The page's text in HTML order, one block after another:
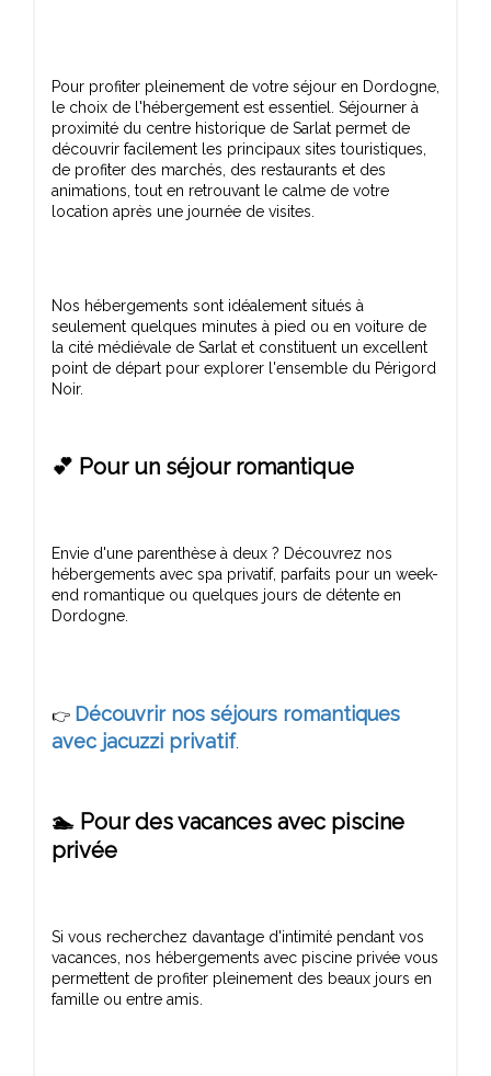
Pour profiter pleinement de votre séjour en Dordogne,
le choix de l'hébergement est essentiel. Séjourner à
proximité du centre historique de Sarlat permet de
découvrir facilement les principaux sites touristiques,
de profiter des marchés, des restaurants et des
animations, tout en retrouvant le calme de votre
Nos hébergements sont idéalement situés à
seulement quelques minutes à pied ou en voiture de
la cité médiévale de Sarlat et constituent un excellent
point de départ pour explorer l'ensemble du Périgord
💕 Pour un séjour romantique
Envie d'une parenthèse à deux ? Découvrez nos
hébergements avec spa privatif, parfaits pour un week-
end romantique ou quelques jours de détente en
👉 Découvrir nos séjours romantiques
avec jacuzzi privatif
🏊 Pour des vacances avec piscine
privée
Si vous recherchez davantage d'intimité pendant vos
vacances, nos hébergements avec piscine privée vous
permettent de profiter pleinement des beaux jours en